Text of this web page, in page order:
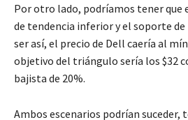
Por otro lado, podríamos tener que
de tendencia inferior y el soporte de
ser así, el precio de Dell caería al
objetivo del triángulo sería los $32
bajista de 20%.
Ambos escenarios podrían suceder,